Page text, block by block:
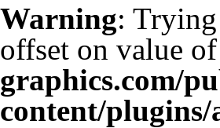
Warning: Trying
offset on value
graphics.com/
content/